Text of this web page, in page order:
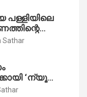
പള്ളിയിലെ
കാൽനാട്ട്
Sathar
‘ന്യൂ
കാര്‍ഡ് സേവനം